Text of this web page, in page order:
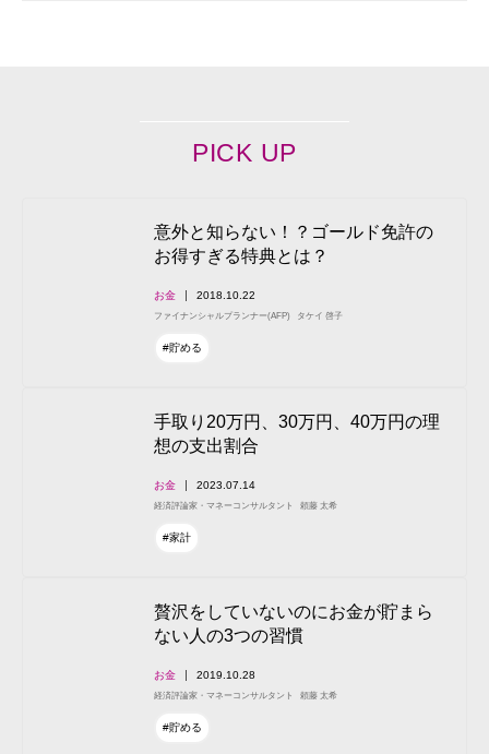
PICK UP
意外と知らない！？ゴールド免許の
お得すぎる特典とは？
お金 2018.10.22
ファイナンシャルプランナー(AFP) タケイ 啓子
#貯める
手取り20万円、30万円、40万円の理
想の支出割合
お金 2023.07.14
経済評論家・マネーコンサルタント 頼藤 太希
#家計
贅沢をしていないのにお金が貯まら
ない人の3つの習慣
お金 2019.10.28
経済評論家・マネーコンサルタント 頼藤 太希
#貯める